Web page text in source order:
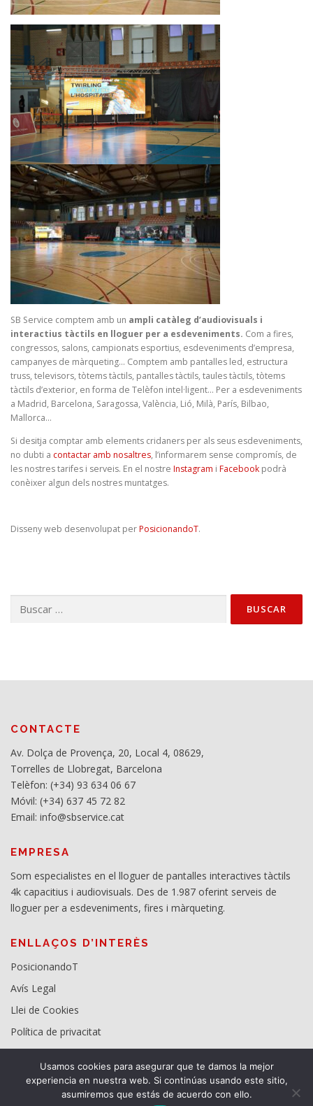
SB Service comptem amb un ampli catàleg d’audiovisuals i
interactius tàctils en lloguer per a esdeveniments. Com a fires,
congressos, salons, campionats esportius, esdeveniments d’empresa,
campanyes de màrqueting… Comptem amb pantalles led, estructura
truss, televisors, tòtems tàctils, pantalles tàctils, taules tàctils, tòtems
tàctils d’exterior, en forma de Telèfon intel·ligent… Per a esdeveniments
a Madrid, Barcelona, Saragossa, València, Lió, Milà, París, Bilbao,
Mallorca…
Si desitja comptar amb elements cridaners per als seus esdeveniments,
no dubti a contactar amb nosaltres, l’informarem sense compromís, de
les nostres tarifes i serveis. En el nostre Instagram i Facebook podrà
conèixer algun dels nostres muntatges.
Disseny web desenvolupat perPosicionandoT.
CONTACTE
Av. Dolça de Provença, 20, Local 4, 08629,
Torrelles de Llobregat, Barcelona
Telèfon: (+34) 93 634 06 67
Móvil: (+34) 637 45 72 82
Email: info@sbservice.cat
EMPRESA
Som especialistes en el lloguer de pantalles interactives tàctils
4k capacitius i audiovisuals. Des de 1.987 oferint serveis de
lloguer per a esdeveniments, fires i màrqueting.
ENLLAÇOS D’INTERÈS
PosicionandoT
Avís Legal
Llei de Cookies
Política de privacitat
Usamos cookies para asegurar que te damos la mejor
experiencia en nuestra web. Si continúas usando este sitio,
asumiremos que estás de acuerdo con ello.